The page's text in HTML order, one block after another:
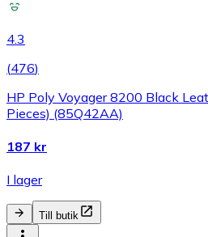
4.3
(476)
HP Poly Voyager 8200 Black
Pieces) (85Q42AA)
187 kr
I lager
Till butik